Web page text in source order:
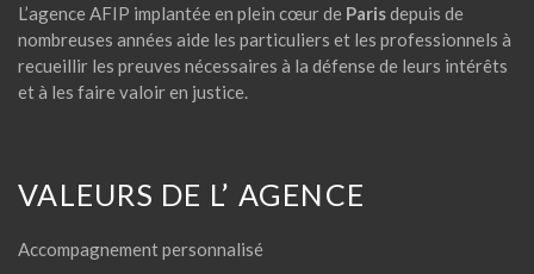
L’agence AFIP implantée en plein cœur de Parisdepuis de
nombreuses années aide les particuliers et les professionnels à
recueillir les preuves nécessaires à la défense de leurs intérêts
et à les faire valoir en justice.
VALEURS DE L’ AGENCE
Accompagnement personnalisé